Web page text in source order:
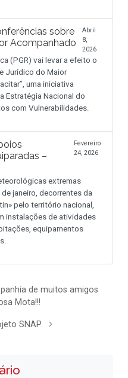
sobre
Acompanhado
Abril
8,
2026
(PGR) vai levar a efeito o
Jurídico do Maior
uma iniciativa
Estratégia Nacional do
com Vulnerabilidades.
–
Fevereiro
24, 2026
extremas
janeiro, decorrentes da
pelo território nacional,
instalações de atividades
equipamentos
de muitos amigos
Mota!!!
SNAP